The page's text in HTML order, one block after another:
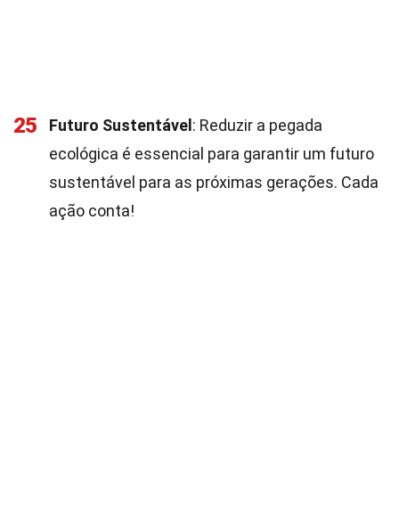
25 Futuro Sustentável : Reduzir a pegada
ecológica é essencial para garantir um futuro
sustentável para as próximas gerações. Cada
ação conta!